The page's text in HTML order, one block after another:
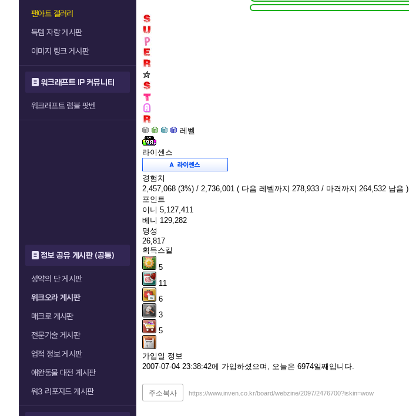
팬아트 갤러리
득템 자랑 게시판
이미지 링크 게시판
워크래프트 IP 커뮤니티
워크래프트 럼블 팟벤
정보 공유 게시판 (공통)
성약의 단 게시판
위크오라 게시판
매크로 게시판
전문기술 게시판
업적 정보 게시판
애완동물 대전 게시판
워3 리포지드 게시판
레벨
라이센스
경험치
2,457,068 (3%) / 2,736,001 ( 다음 레벨까지 278,933 / 마격까지 264,532 남음 )
포인트
이니 5,127,411
베니 129,282
명성
26,817
획득스킬
5
11
6
3
5
가입일 정보
2007-07-04 23:38:42에 가입하셨으며, 오늘은 6974일째입니다.
주소복사 https://www.inven.co.kr/board/webzine/2097/2476700?iskin=wow